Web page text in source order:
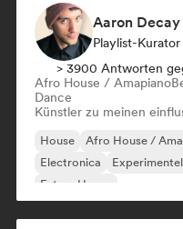
Playlist-Kurator
> 3900 Antworten
Afro House / Amapiano
Dance
Künstler zu meinen
House Afro House /
Electronica
Future House